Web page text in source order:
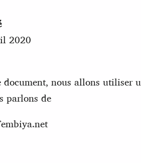
2020
nous allons utiliser
parlons de